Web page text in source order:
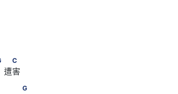
　　      G        　C
C
遭害
Dm　      　　F/C         　　　　 G
G